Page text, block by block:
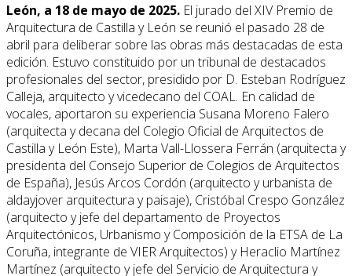
León, a 18 de mayo de 2025. El jurado del XIV Premio de
Arquitectura de Castilla y León se reunió el pasado 28 de
abril para deliberar sobre las obras más destacadas de esta
edición. Estuvo constituido por un tribunal de destacados
profesionales del sector, presidido por D. Esteban Rodríguez
Calleja, arquitecto y vicedecano del COAL. En calidad de
vocales, aportaron su experiencia Susana Moreno Falero
(arquitecta y decana del Colegio Oficial de Arquitectos de
Castilla y León Este), Marta Vall-Llossera Ferrán (arquitecta y
presidenta del Consejo Superior de Colegios de Arquitectos
de España), Jesús Arcos Cordón (arquitecto y urbanista de
aldayjover arquitectura y paisaje), Cristóbal Crespo González
(arquitecto y jefe del departamento de Proyectos
Arquitectónicos, Urbanismo y Composición de la ETSA de La
Coruña, integrante de VIER Arquitectos) y Heraclio Martínez
Martínez (arquitecto y jefe del Servicio de Arquitectura y